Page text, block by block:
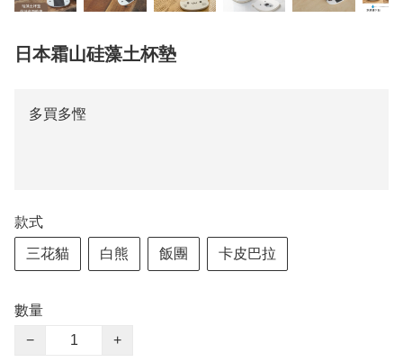
日本霜山硅藻土杯墊
多買多慳
款式
三花貓 白熊 飯團 卡皮巴拉
數量
−
+